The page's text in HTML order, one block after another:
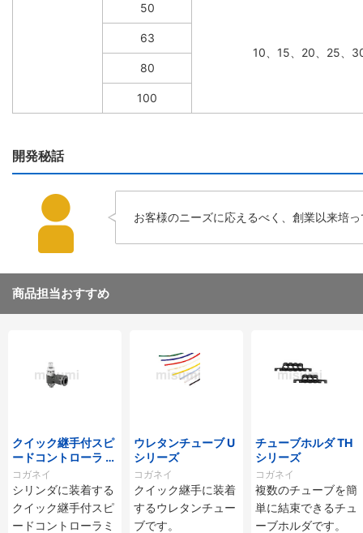
50
10、15、20、25、
63
80
100
開発秘話
お客様のニーズに応えるべく、創業以来培
商品担当おすすめ
クイック継手付スピ
ードコントローラ ス
タンダードタイプ S
C□-M・SS□-Mシ
リーズ
コガネイ
シリンダに装着する
クイック継手付スピ
ードコントローラミ
ウレタンチューブ U
シリーズ
コガネイ
クイック継手に装着
するウレタンチュー
ブです。
チューブホルダ TH
シリーズ
コガネイ
複数のチューブを簡
単に結束できるチュ
ーブホルダです。